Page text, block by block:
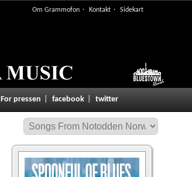
Om Grammofon Kontakt Sidekart
For pressen facebook twitter